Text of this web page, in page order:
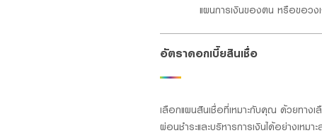
แผนการเงินของตน หรือขอวง
อัตราดอกเบี้ยสินเชื่อ
เลือกแผนสินเชื่อที่เหมาะกับคุณ ด้วยทา
ผ่อนชำระและบริหารการเงินได้อย่างเหมาะ